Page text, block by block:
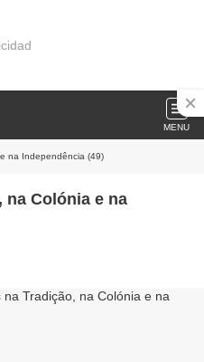
MENU
na Independência (49)
na Colónia e na